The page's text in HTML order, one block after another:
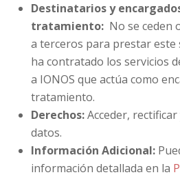
Destinatarios y
tratamiento:No se ceden
a terceros para prestar este
ha contratado los servicios
a IONOS que actúa como
tratamiento.
Derechos:Acceder,
datos.
Información Adicional:
información detallada en la